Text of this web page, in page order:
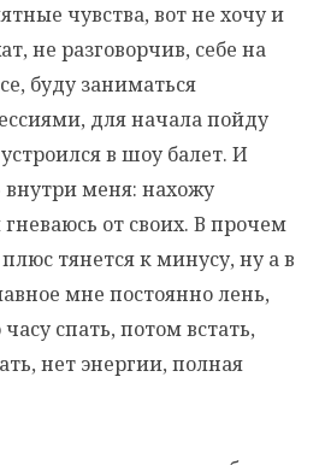
чувства, вот не хочу и
не разговорчив, себе на
буду заниматься
для начала пойду
в шоу балет. И
внутри меня: нахожу
от своих. В прочем
тянется к минусу, ну а в
мне постоянно лень,
спать, потом встать,
нет энергии, полная